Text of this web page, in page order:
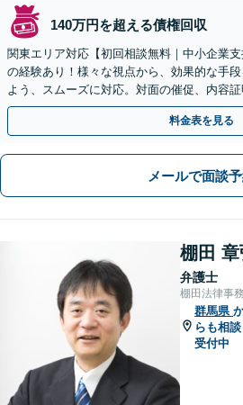
140万円を超える債権回収
関東エリア対応【初回相談無料｜中小企業
の経験あり！様々な視点から、効果的な手
よう、スムーズに対応。対面の催促、内容
通。お困りの方はすぐにご相談を【オンラ
料金表を見る
メールで面談
棚田 章
弁護士
棚田法律事
群馬県
らも相談
受付中